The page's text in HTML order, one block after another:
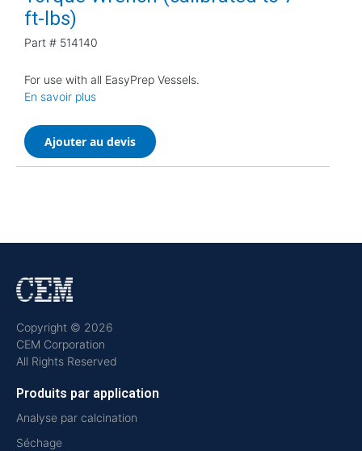
ft-lbs)
Part # 514140
For use with all EasyPrep Vessels.
En savoir plus
Ajouter au devis
Copyright © 2026
CEM Corporation
All Rights Reserved
Produits par application
Analyse par calcination
Séchage